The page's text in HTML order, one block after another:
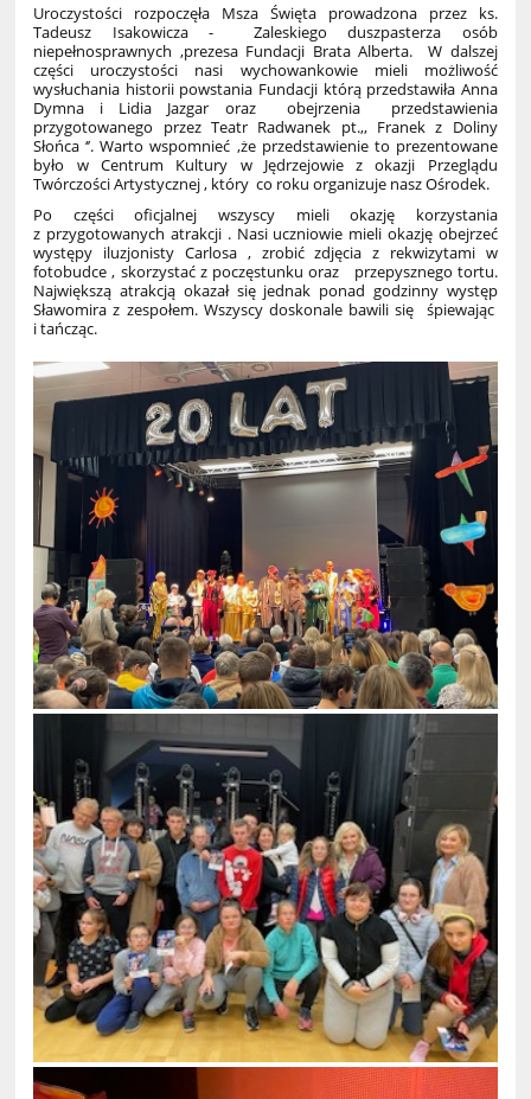
Uroczystości rozpoczęła Msza Święta prowadzona przez ks.
Tadeusz Isakowicza - Zaleskiego duszpasterza osób
niepełnosprawnych ,prezesa Fundacji Brata Alberta. W dalszej
części uroczystości nasi wychowankowie mieli możliwość
wysłuchania historii powstania Fundacji którą przedstawiła Anna
Dymna i Lidia Jazgar oraz obejrzenia przedstawienia
przygotowanego przez Teatr Radwanek pt.,, Franek z Doliny
Słońca ‘’. Warto wspomnieć ,że przedstawienie to prezentowane
było w Centrum Kultury w Jędrzejowie z okazji Przeglądu
Twórczości Artystycznej , który co roku organizuje nasz Ośrodek.
Po części oficjalnej wszyscy mieli okazję korzystania
z przygotowanych atrakcji . Nasi uczniowie mieli okazję obejrzeć
występy iluzjonisty Carlosa , zrobić zdjęcia z rekwizytami w
fotobudce , skorzystać z poczęstunku oraz przepysznego tortu.
Największą atrakcją okazał się jednak ponad godzinny występ
Sławomira z zespołem. Wszyscy doskonale bawili się śpiewając
i tańcząc.